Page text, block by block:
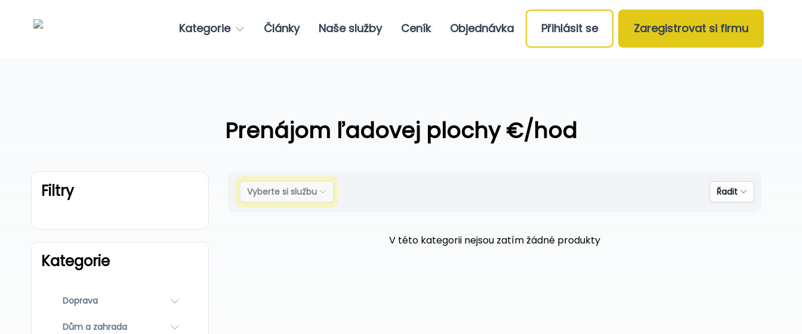
Kategorie Články Naše služby Ceník Objednávka Přihlásit se Zaregistrovat si firmu
Prenájom ľadovej plochy €/hod
Filtry
Kategorie
Doprava
Dům a zahrada
Vyberte si službu Řadit
V této kategorii nejsou zatím žádné produkty